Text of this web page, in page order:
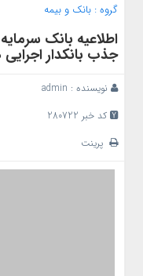
گروه : بانک‌ و بیمه
اطلاعیه بانک
جذب بانکدار
نویسنده : admin
کد خبر 280722
پرینت